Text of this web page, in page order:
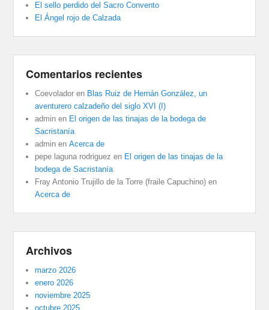
El sello perdido del Sacro Convento
El Ángel rojo de Calzada
Comentarios recientes
Coevolador en Blas Ruiz de Hernán González, un
aventurero calzadeño del siglo XVI (I)
admin en El origen de las tinajas de la bodega de
Sacristanía
admin enAcerca de
pepe laguna rodriguez en El origen de las tinajas de la
bodega de Sacristanía
Fray Antonio Trujillo de la Torre (fraile Capuchino) en
Acerca de
Archivos
marzo 2026
enero 2026
noviembre 2025
octubre 2025